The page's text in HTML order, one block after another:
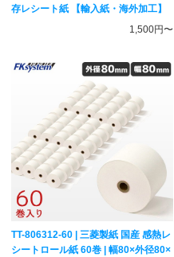
存レシート紙 【輸入紙・海外加工】
1,500円〜
TT-806312-60 | 三菱製紙 国産 感熱レ
シートロール紙 60巻 | 幅80×外径80×